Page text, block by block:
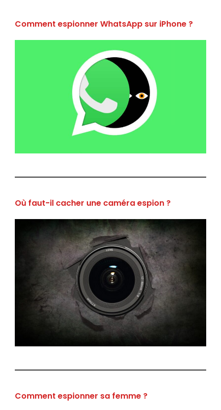
Comment espionner WhatsApp sur iPhone ?
Où faut-il cacher une caméra espion ?
Comment espionner sa femme ?